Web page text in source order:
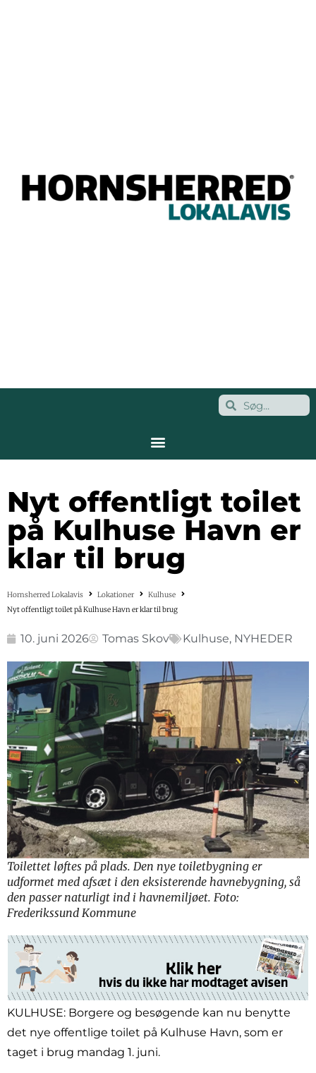
Nyt offentligt toilet
på Kulhuse Havn er
klar til brug
Hornsherred Lokalavis Lokationer
Kulhuse
Nyt offentligt toilet på Kulhuse Havn er klar til brug
10. juni 2026 Tomas Skov Kulhuse, NYHEDER
Toilettet løftes på plads. Den nye toiletbygning er
udformet med afsæt i den eksisterende havnebygning, så
den passer naturligt ind i havnemiljøet. Foto:
Frederikssund Kommune
KULHUSE: Borgere og besøgende kan nu benytte
det nye offentlige toilet på Kulhuse Havn, som er
taget i brug mandag 1. juni.